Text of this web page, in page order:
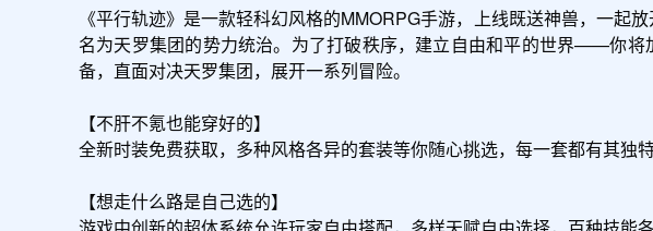
《平行轨迹》是一款轻科幻风格的MMORPG手游，上线既送神兽，一
名为天罗集团的势力统治。为了打破秩序，建立自由和平的世界——你
备，直面对决天罗集团，展开一系列冒险。
【不肝不氪也能穿好的】
全新时装免费获取，多种风格各异的套装等你随心挑选，每一套都有其独
【想走什么路是自己选的】